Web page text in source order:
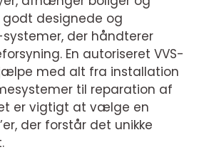
designede og
systemer, der håndterer
En autoriseret VVS-
med alt fra installation
til reparation af
er vigtigt at vælge en
der forstår det unikke